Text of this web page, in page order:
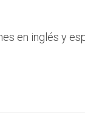
en inglés y